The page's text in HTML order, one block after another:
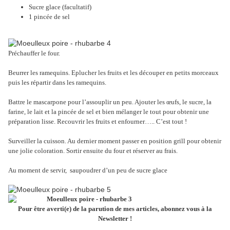
Sucre glace (facultatif)
1 pincée de sel
Préchauffer le four.
Beurrer les ramequins. Eplucher les fruits et les découper en petits morceaux
puis les répartir dans les ramequins.
Battre le mascarpone pour l’assouplir un peu. Ajouter les œufs, le sucre, la
farine, le lait et la pincée de sel et bien mélanger le tout pour obtenir une
préparation lisse. Recouvrir les fruits et enfourner….. C’est tout !
Surveiller la cuisson. Au dernier moment passer en position grill pour obtenir
une jolie coloration. Sortir ensuite du four et réserver au frais.
Au moment de servir, saupoudrer d’un peu de sucre glace
Pour être averti(e) de la parution de mes articles, abonnez vous à la
Newsletter !